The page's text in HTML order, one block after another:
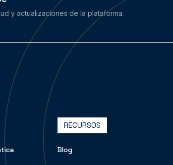
y actualizaciones de la plataforma.
RECURSOS
Blog